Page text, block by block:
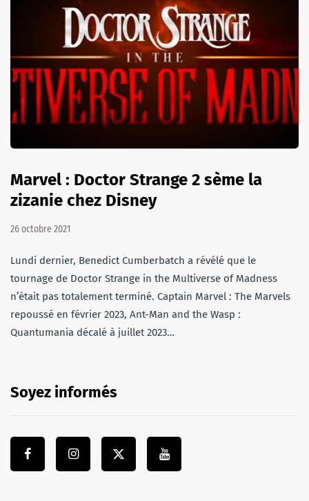
Marvel : Doctor Strange 2 sème la
zizanie chez Disney
26 octobre 2021
Lundi dernier, Benedict Cumberbatch a révélé que le
tournage de Doctor Strange in the Multiverse of Madness
n’était pas totalement terminé. Captain Marvel : The Marvels
repoussé en février 2023, Ant-Man and the Wasp :
Quantumania décalé à juillet 2023…
Soyez informés